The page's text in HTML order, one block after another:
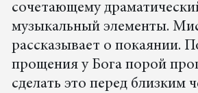
сочетающему
музыкальный элементы.
рассказывает о покаянии.
прощения у Бога порой
сделать это перед близким